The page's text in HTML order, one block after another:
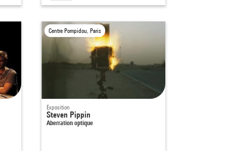
Centre Pompidou, Paris
Exposition
Steven Pippin
Aberration optique